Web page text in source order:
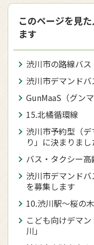
このページを見
ます
渋川市の路線バス
渋川市デマンド
GunMaaS（グンマ
15.北橘循環線
渋川市予約型（
り」に決まりまし
バス・タクシー
渋川市デマンド
を募集します
10.渋川駅～桜の
こども向けデマ
川」